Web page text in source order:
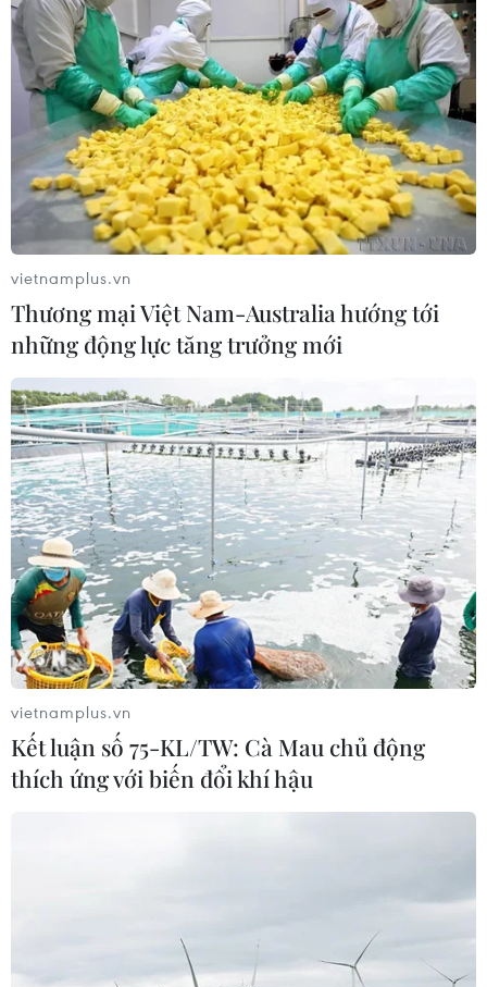
vietnamplus.vn
Thương mại Việt Nam-Australia hướng tới
những động lực tăng trưởng mới
vietnamplus.vn
Kết luận số 75-KL/TW: Cà Mau chủ động
thích ứng với biến đổi khí hậu